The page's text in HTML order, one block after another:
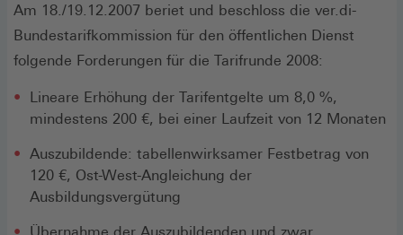
Am 18./19.12.2007 beriet und beschloss die ver.di-
Bundestarifkommission für den öffentlichen Dienst
folgende Forderungen für die Tarifrunde 2008:
Lineare Erhöhung der Tarifentgelte um 8,0 %,
mindestens 200 €, bei einer Laufzeit von 12 Monaten
Auszubildende: tabellenwirksamer Festbetrag von
120 €, Ost-West-Angleichung der
Ausbildungsvergütung
Übernahme der Auszubildenden und zwar